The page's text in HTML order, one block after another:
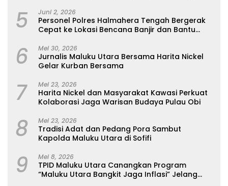
Kebakaran Pasar Jiung
5 Juni 2, 2026
Personel Polres Halmahera Tengah Bergerak
Cepat ke Lokasi Bencana Banjir dan Bantu
6 Mei 30, 2026
Jurnalis Maluku Utara Bersama Harita Nickel
Gelar Kurban Bersama
7 Mei 23, 2026
Harita Nickel dan Masyarakat Kawasi Perkuat
Kolaborasi Jaga Warisan Budaya Pulau Obi
8 Mei 23, 2026
Tradisi Adat dan Pedang Pora Sambut
Kapolda Maluku Utara di Sofifi
9 Mei 8, 2026
TPID Maluku Utara Canangkan Program
“Maluku Utara Bangkit Jaga Inflasi” Jelang